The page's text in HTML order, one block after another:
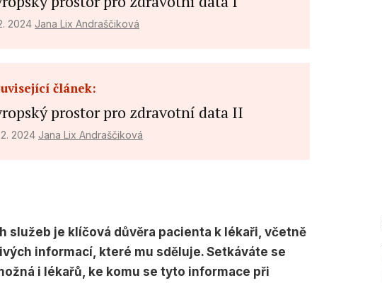
2024 Jana Lix Andraščiková
článek:
prostor pro zdravotní data II
2. 2024 Jana Lix Andraščiková
služeb je klíčová důvěra pacienta k lékaři, včetně
informací, které mu sděluje. Setkáváte se
i lékařů, ke komu se tyto informace při
of data from different